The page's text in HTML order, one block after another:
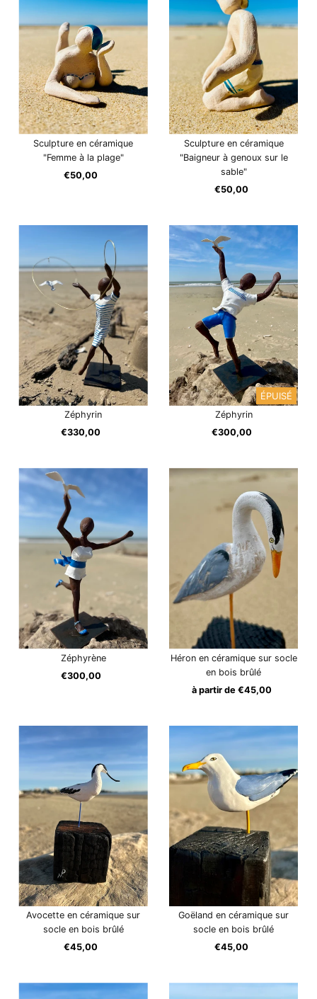
Sculpture en céramique
"Femme à la plage"
Prix
€50,00
Sculpture en céramique
"Baigneur à genoux sur le
sable"
Prix
€50,00
Zéphyrin
Prix
€330,00
ÉPUISÉ
Zéphyrin
Prix
€300,00
Zéphyrène
Prix
€300,00
Héron en céramique sur socle
en bois brûlé
Prix
à partir de €45,00
Avocette en céramique sur
socle en bois brûlé
Prix
€45,00
Goëland en céramique sur
socle en bois brûlé
Prix
€45,00